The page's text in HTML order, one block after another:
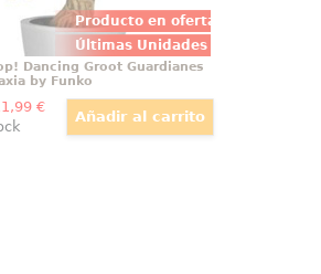
Producto en oferta
Últimas Unidades
Dancing Groot Guardianes
by Funko
,99€